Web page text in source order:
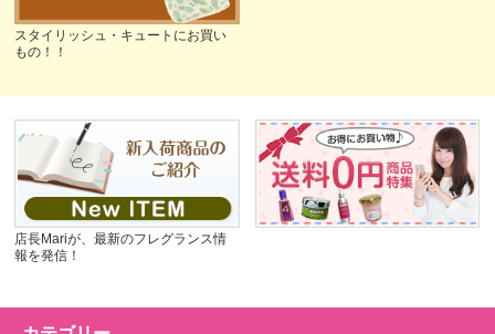
スタイリッシュ・キュートにお買い
もの！！
店長Mariが、最新のフレグランス情
報を発信！